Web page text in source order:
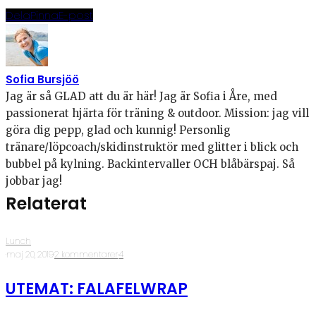
DelaPinnaE-post
Sofia Bursjöö
Jag är så GLAD att du är här! Jag är Sofia i Åre, med
passionerat hjärta för träning & outdoor. Mission: jag vill
göra dig pepp, glad och kunnig! Personlig
tränare/löpcoach/skidinstruktör med glitter i blick och
bubbel på kylning. Backintervaller OCH blåbärspaj. Så
jobbar jag!
Relaterat
Lunch
·maj 20, 2019·2 kommentarer·4
UTEMAT: FALAFELWRAP